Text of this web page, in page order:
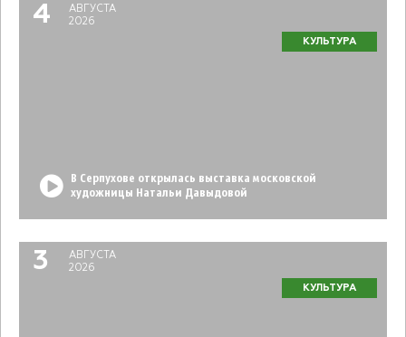
4
АВГУСТА
2026
КУЛЬТУРА
В Серпухове открылась выставка московской
художницы Натальи Давыдовой
3
АВГУСТА
2026
КУЛЬТУРА